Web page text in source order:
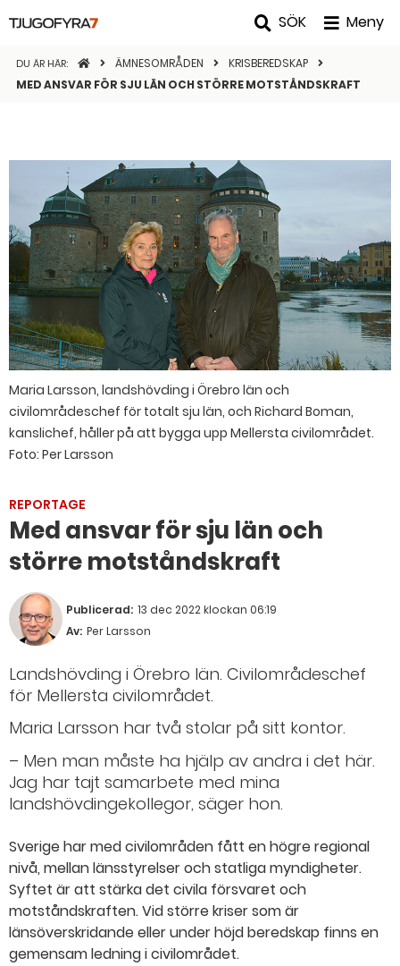
SÖK Meny
DU ÄR HÄR: STARTSIDANÄMNESOMRÅDEN
KRISBEREDSKAP
MED ANSVAR FÖR SJU LÄN OCH STÖRRE MOTSTÅNDSKRAFT
Maria Larsson, landshövding i Örebro län och
civilområdeschef för totalt sju län, och Richard Boman,
kanslichef, håller på att bygga upp Mellersta civilområdet.
Foto: Per Larsson
REPORTAGE
Med ansvar för sju län och
större motståndskraft
Publicerad: 13 dec 2022 klockan 06:19
Av: Per Larsson
Landshövding i Örebro län. Civilområdeschef
för Mellersta civilområdet.
Maria Larsson har två stolar på sitt kontor.
– Men man måste ha hjälp av andra i det här.
Jag har tajt samarbete med mina
landshövdingekollegor, säger hon.
Sverige har med civilområden fått en högre regional
nivå, mellan länsstyrelser och statliga myndigheter.
Syftet är att stärka det civila försvaret och
motståndskraften. Vid större kriser som är
länsöverskridande eller under höjd beredskap finns en
gemensam ledning i civilområdet.